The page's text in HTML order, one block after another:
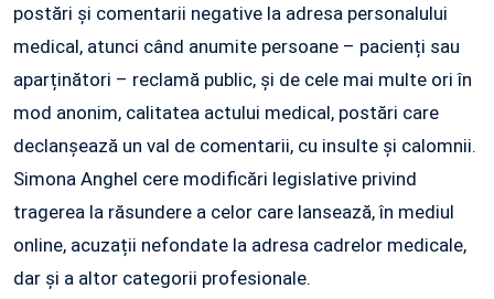
postări și comentarii negative la adresa personalului
medical, atunci când anumite persoane – pacienți sau
aparținători – reclamă public, și de cele mai multe ori în
mod anonim, calitatea actului medical, postări care
declanșează un val de comentarii, cu insulte și calomnii.
Simona Anghel cere modificări legislative privind
tragerea la răsundere a celor care lansează, în mediul
online, acuzații nefondate la adresa cadrelor medicale,
dar și a altor categorii profesionale.